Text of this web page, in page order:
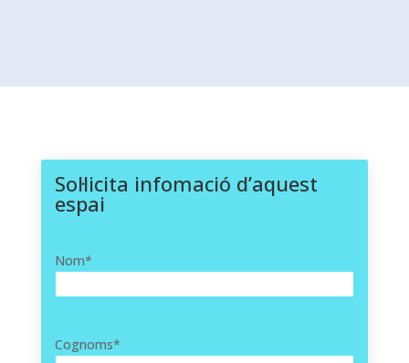
Sol·licita infomació d’aquest
espai
Nom*
Cognoms*